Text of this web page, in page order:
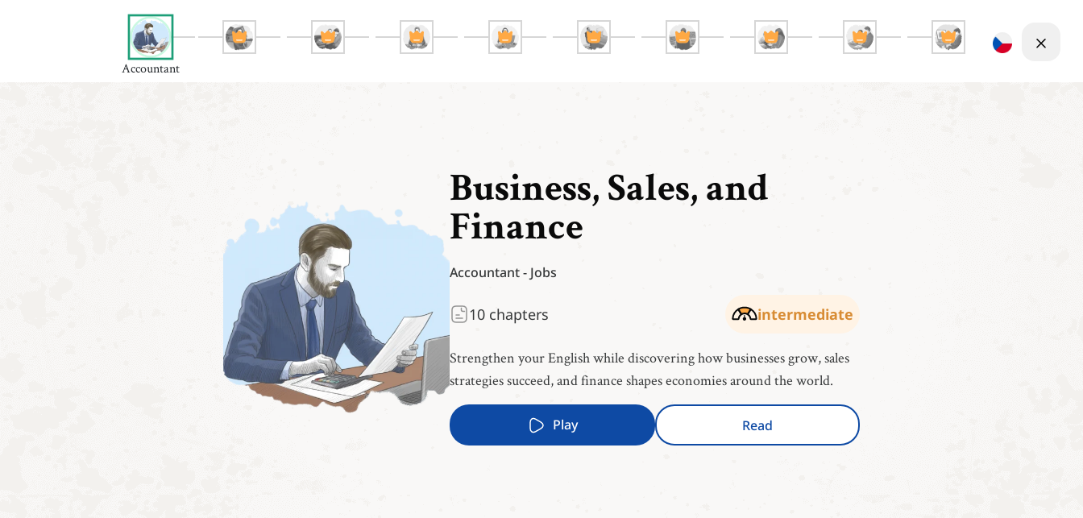
Accountant
Business, Sales, and
Finance
Accountant- Jobs
10 chapters intermediate
Strengthen your English while discovering how businesses grow, sales
strategies succeed, and finance shapes economies around the world.
Play Read